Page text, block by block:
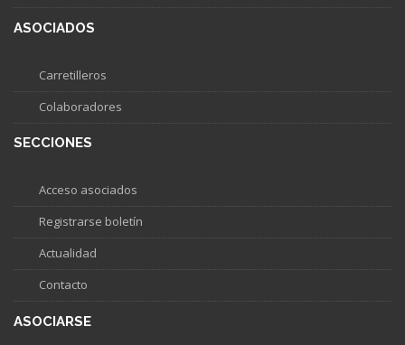
ASOCIADOS
Carretilleros
Colaboradores
SECCIONES
Acceso asociados
Registrarse boletín
Actualidad
Contacto
ASOCIARSE